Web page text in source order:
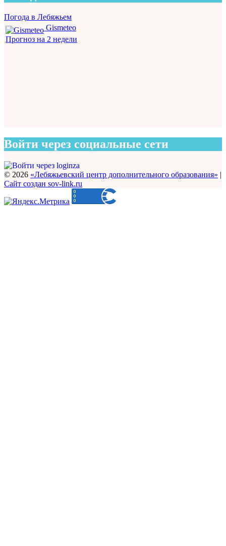
Погода в Лебяжьем
Gismeteo
Прогноз на 2 недели
Войти через социальные сети
© 2026 «Лебяжьевский центр дополнительного образования» |
Сайт создан sov-link.ru